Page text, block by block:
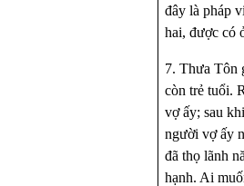
đây là pháp
hai, được có
7. Thưa Tôn
còn trẻ tuổi.
vợ ấy; sau
người vợ ấy
đã thọ lãnh
hạnh. Ai